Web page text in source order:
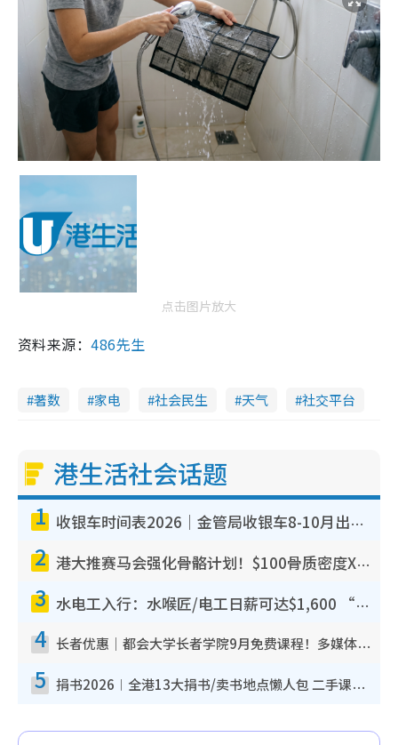
点击图片放大
资料来源：486先生
著数 家电 社会民生 天气 社交平台
港生活社会话题
1 收银车时间表2026｜金管局收银车8-10月出没地点+时间！无需手续费！硬币免费转现钞或增值至八达通
2 港大推赛马会强化骨骼计划！$100骨质密度X光检查 完成免费运动训练送超市礼券！附参加资格
3 水电工入行：水喉匠/电工日薪可达$1,600 “铁饭碗”职业难被AI取代！附薪酬参考+入行考牌路径
4 长者优惠｜都会大学长者学院9月免费课程！多媒体/微电影创作/网络安全 附报名方法教学
5 捐书2026︱全港13大捐书/卖书地点懒人包 二手课本最高$150＋旧书换免费咖啡/戏票